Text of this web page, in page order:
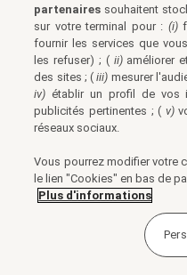
partenaires souhaitent
sur votre terminal pour : (i)
fournir les services que
les refuser) ; ( ii)améliorer
des sites ; (iii) mesurer
iv) établir un profil de vos
publicités pertinentes ; ( v)
réseaux sociaux.
Vous pourrez modifier votre
le lien "Cookies" en bas de
Plus d'informations